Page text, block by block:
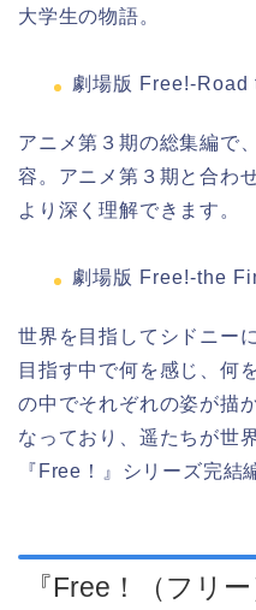
大学生の物語。
劇場版 Free!-
アニメ第３期の総集編で
容。アニメ第３期と合わ
より深く理解できます。
劇場版 Free!-the
世界を目指してシドニー
目指す中で何を感じ、何
の中でそれぞれの姿が描
なっており、遥たちが世
『Free！』シリーズ完結
『Free！（フリ